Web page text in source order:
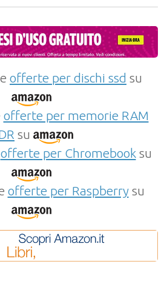
offerte per dischi ssd su
offerte per memorie RAM
su
offerte per Chromebooksu
offerte per Raspberrysu